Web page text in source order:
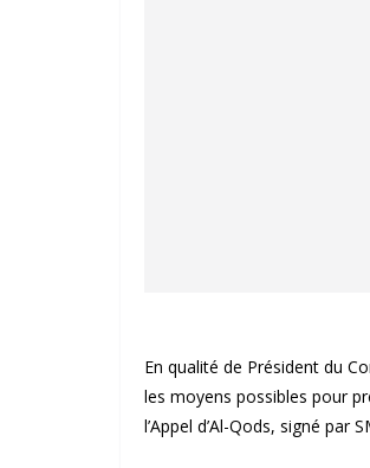
En qualité de Président du
les moyens possibles pour
l’Appel d’Al-Qods, signé par